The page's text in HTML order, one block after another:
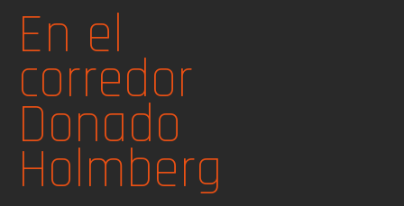
En el
corredor
Donado
Holmberg